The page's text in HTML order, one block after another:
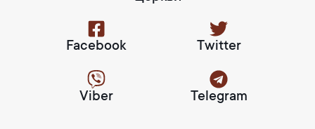
Facebook Twitter
Viber Telegram